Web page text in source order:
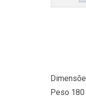
Peso 180